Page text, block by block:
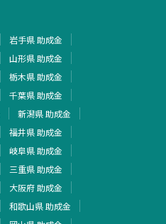
岩手県 助成金
山形県 助成金
栃木県 助成金
千葉県 助成金
新潟県 助成金
福井県 助成金
岐阜県 助成金
三重県 助成金
大阪府 助成金
和歌山県 助成金